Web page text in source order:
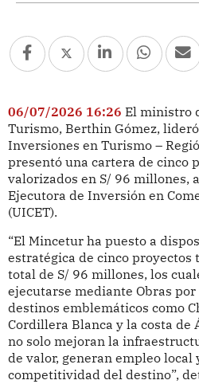
06/07/2026 16:26 El ministro
Turismo, Berthin Gómez,
Inversiones en Turismo –
presentó una cartera de cinco
valorizados en S/ 96 millones,
Ejecutora de Inversión en
(UICET).
“El Mincetur ha puesto a
estratégica de cinco
total de S/ 96 millones, los
ejecutarse mediante Obras
destinos emblemáticos como
Cordillera Blanca y la costa de
no solo mejoran la
de valor, generan empleo local
competitividad del destino”,